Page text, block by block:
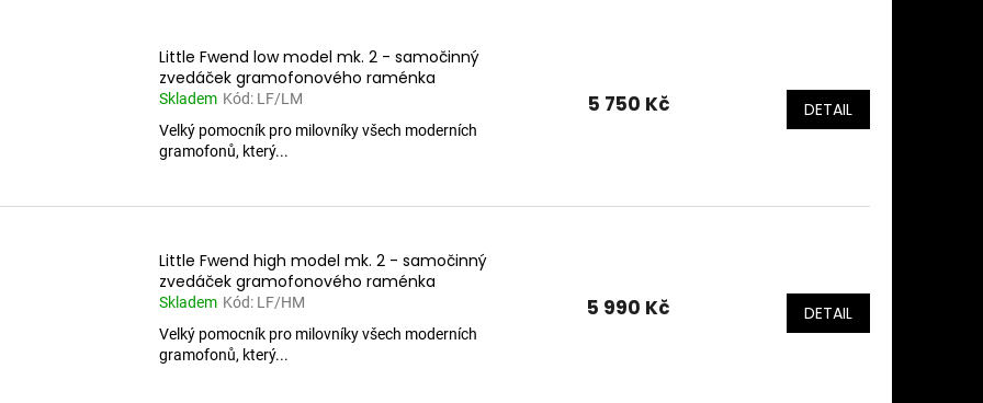
Little Fwend low model mk. 2 - samočinný
zvedáček gramofonového raménka
Skladem Kód: LF/LM
Velký pomocník pro milovníky všech moderních
gramofonů, který...
5 750 Kč DETAIL
Little Fwend high model mk. 2 - samočinný
zvedáček gramofonového raménka
Skladem Kód: LF/HM
Velký pomocník pro milovníky všech moderních
gramofonů, který...
5 990 Kč DETAIL